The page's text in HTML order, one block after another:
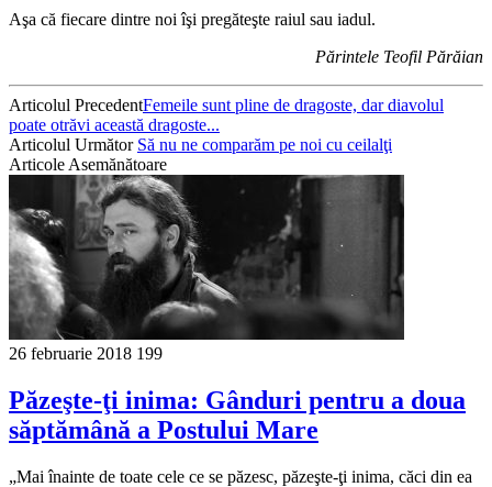
Aşa că fiecare dintre noi îşi pregăteşte raiul sau iadul.
Părintele Teofil Părăian
Articolul PrecedentFemeile sunt pline de dragoste, dar diavolul
poate otrăvi această dragoste...
Articolul Următor Să nu ne comparăm pe noi cu ceilalţi
Articole Asemănătoare
26 februarie 2018 199
Păzeşte-ţi inima: Gânduri pentru a doua
săptămână a Postului Mare
„Mai înainte de toate cele ce se păzesc, păzeşte-ţi inima, căci din ea